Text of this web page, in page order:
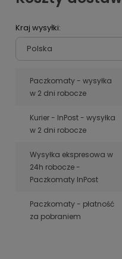
Kraj wysyłki:
Paczkomaty - wysyłka
w 2 dni robocze
Kurier - InPost - wysyłka
w 2 dni robocze
Wysyłka ekspresowa w
24h robocze -
Paczkomaty InPost
Paczkomaty - płatność
za pobraniem